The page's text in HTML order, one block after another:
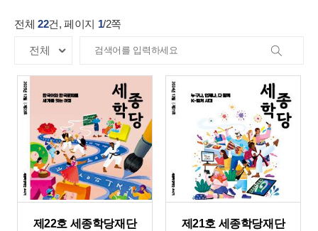
전체 22건, 페이지 1/2쪽
제22호 세종학당재단
제21호 세종학당재단